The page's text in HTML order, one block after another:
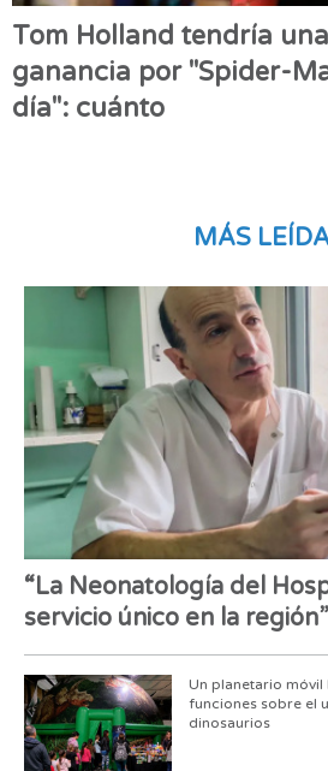
Tom Holland tendría
ganancia por "Spider-
día": cuánto
MÁS
“La Neonatología del
servicio único en la región”
Un planetario móvil
funciones sobre el
dinosaurios